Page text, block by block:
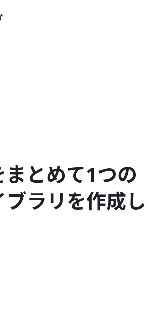
とめて1つの
ブラリを作成し